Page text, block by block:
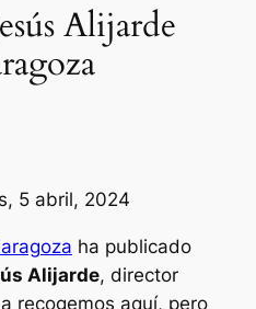
Alijarde
5 abril, 2024
ha publicado
Alijarde, director
recogemos aquí, pero